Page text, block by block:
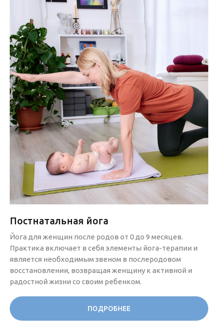
Постнатальная йога
Йога для женщин после родов от 0 до 9 месяцев.
Практика включает в себя элементы йога-терапии и
является необходимым звеном в послеродовом
восстановлении, возвращая женщину к активной и
радостной жизни со своим ребенком.
ПОДРОБНЕЕ